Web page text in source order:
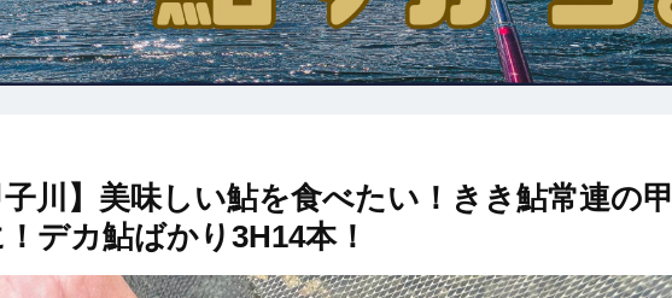
川】美味しい鮎を食べたい！きき鮎常連の甲
デカ鮎ばかり3H14本！